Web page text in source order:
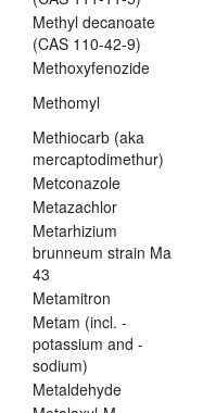
Methyl decanoate
(CAS 110-42-9)
Methoxyfenozide
Methomyl
Methiocarb (aka
mercaptodimethur)
Metconazole
Metazachlor
Metarhizium
brunneum strain Ma
43
Metamitron
Metam (incl. -
potassium and -
sodium)
Metaldehyde